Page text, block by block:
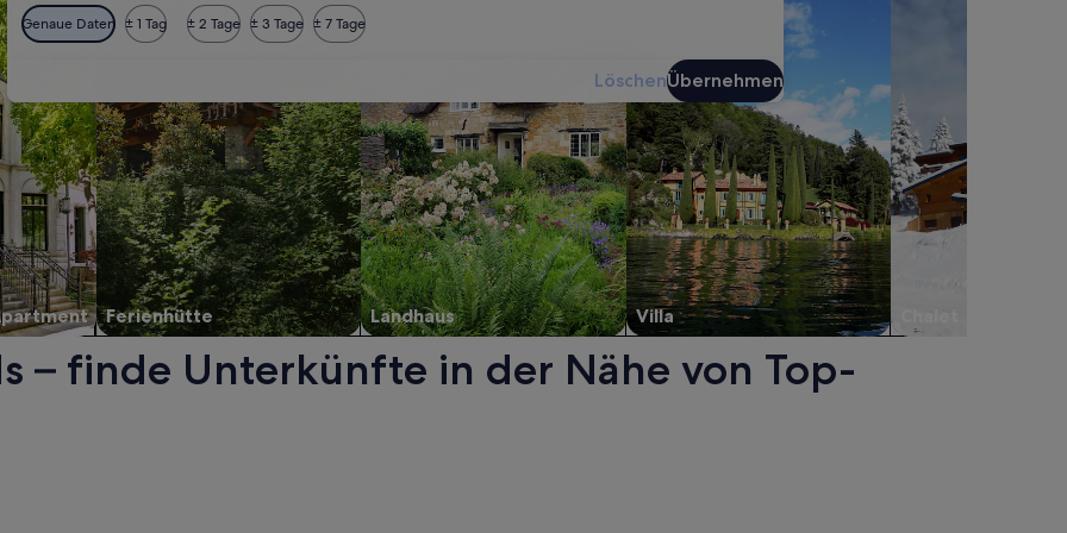
Genaue Daten ± 1 Tag ± 2 Tage ± 3 Tage ± 7 Tage
LöschenÜbernehmen
Ferienhütte Landhaus Villa
– finde Unterkünfte in der Nähe von Top-